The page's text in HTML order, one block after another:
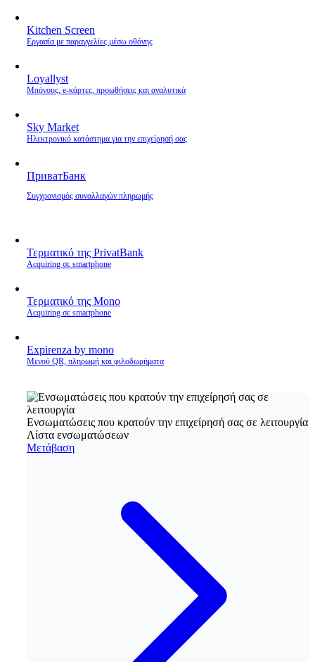
Kitchen Screen
Εργασία με παραγγελίες μέσω οθόνης
Loyallyst
Μπόνους, e‑κάρτες, προωθήσεις και αναλυτικά
Sky Market
Ηλεκτρονικό κατάστημα για την επιχείρησή σας
ПриватБанк
Συγχρονισμός συναλλαγών πληρωμής
Τερματικό της PrivatBank
Acquiring σε smartphone
Τερματικό της Mono
Acquiring σε smartphone
Expirenza by mono
Μενού QR, πληρωμή και φιλοδωρήματα
Ενσωματώσεις που κρατούν την επιχείρησή σας σε λειτουργία
Λίστα ενσωματώσεων
Μετάβαση